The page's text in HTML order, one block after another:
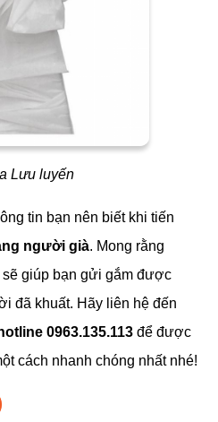
Lưu luyến
tin bạn nên biết khi tiến
người già. Mong rằng
giúp bạn gửi gắm được
đã khuất. Hãy liên hệ đến
hotline 0963.135.113 để được
cách nhanh chóng nhất nhé!